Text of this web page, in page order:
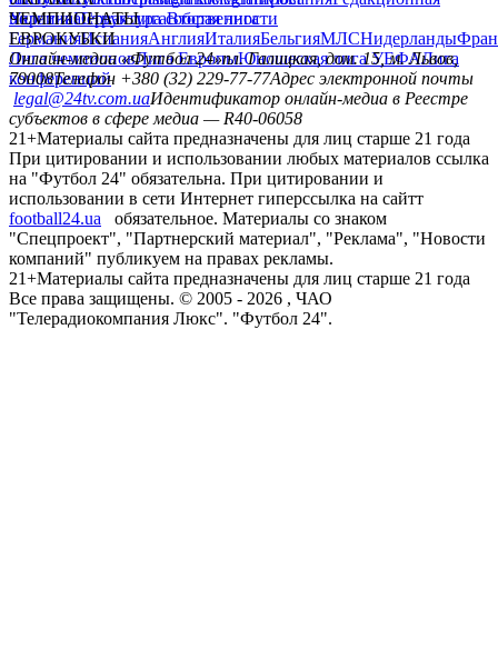
политикаСтруктура собственности
УкраинаПервая лигаВторая лига
ЧЕМПИОНАТЫ
ГерманияИспанияАнглияИталияБельгияМЛСНидерланды
ЕВРОКУБКИ
Лига чемпионовЛига ЕвропыЮношеская лига УЕФАЛига
конференций
Онлайн-медиа «Футбол 24»пл. Галицкая, дом. 15, м. Львов,
79008Телефон +380 (32) 229-77-77Адрес электронной почты
legal@24tv.com.uaИдентификатор онлайн-медиа в Реестре
субъектов в сфере медиа — R40-06058
21+Материалы сайта предназначены для лиц старше 21 года
При цитировании и использовании любых материалов ссылка
на "Футбол 24" обязательна. При цитировании и
использовании в сети Интернет гиперссылка на сайтт
football24.ua
обязательное. Материалы со знаком
"Спецпроект", "Партнерский материал", "Реклама", "Новости
компаний" публикуем на правах рекламы.
21+Материалы сайта предназначены для лиц старше 21 года
Все права защищены. © 2005 - 2026 , ЧАО
"Телерадиокомпания Люкс". "Футбол 24".